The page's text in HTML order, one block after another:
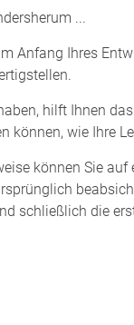
...
Anfang Ihres
hilft Ihnen
können, wie Ihre
können Sie
schließlich die